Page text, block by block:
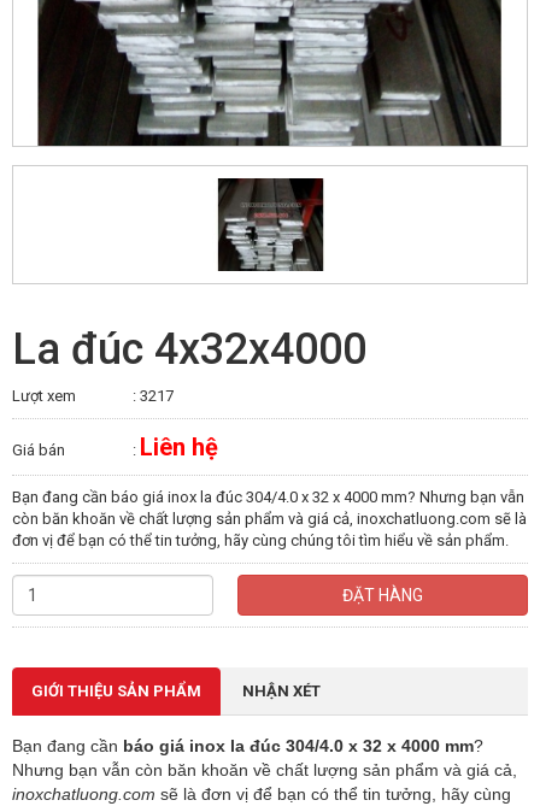
La đúc 4x32x4000
Lượt xem : 3217
Giá bán : Liên hệ
Bạn đang cần báo giá inox la đúc 304/4.0 x 32 x 4000 mm? Nhưng bạn vẫn
còn băn khoăn về chất lượng sản phẩm và giá cả, inoxchatluong.com sẽ là
đơn vị để bạn có thể tin tưởng, hãy cùng chúng tôi tìm hiểu về sản phẩm.
ĐẶT HÀNG
GIỚI THIỆU SẢN PHẨM NHẬN XÉT
Bạn đang cần báo giá inox la đúc 304/4.0 x 32 x 4000 mm?
Nhưng bạn vẫn còn băn khoăn về chất lượng sản phẩm và giá cả,
inoxchatluong.com sẽ là đơn vị để bạn có thể tin tưởng, hãy cùng